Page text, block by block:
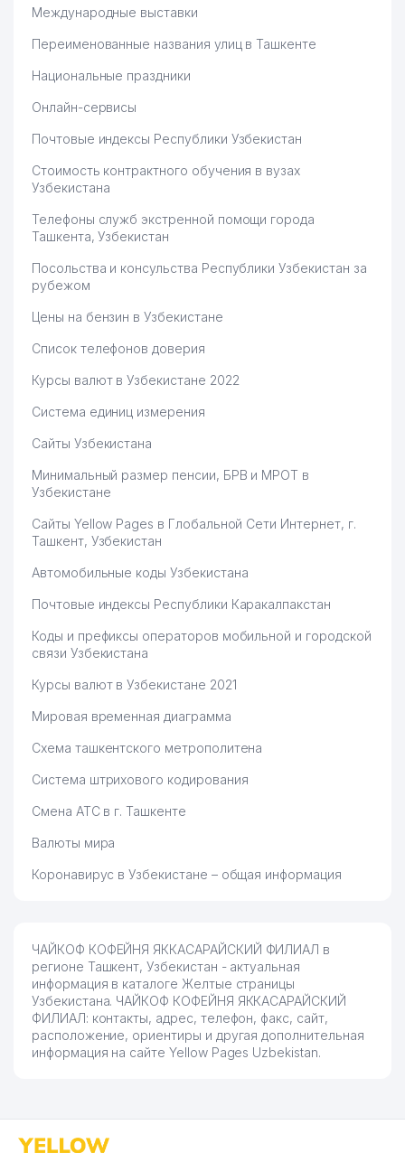
51 CARAVAN GROUP ООО
52 KANSLER ООО 990 м
ПРЕДПРИЯТИЕ
Международные выставки
Переименованные названия улиц в Ташкенте
Национальные праздники
Онлайн-сервисы
Почтовые индексы Республики Узбекистан
Стоимость контрактного обучения в вузах
Узбекистана
Телефоны служб экстренной помощи города
Ташкента, Узбекистан
Посольства и консульства Республики Узбекистан за
рубежом
Цены на бензин в Узбекистане
Список телефонов доверия
Курсы валют в Узбекистане 2022
Система единиц измерения
Сайты Узбекистана
Минимальный размер пенсии, БРВ и МРОТ в
Узбекистане
Сайты Yellow Pages в Глобальной Сети Интернет, г.
Ташкент, Узбекистан
Автомобильные коды Узбекистана
Почтовые индексы Республики Каракалпакстан
Коды и префиксы операторов мобильной и городской
связи Узбекистана
Курсы валют в Узбекистане 2021
Мировая временная диаграмма
Схема ташкентского метрополитена
Система штрихового кодирования
Смена АТС в г. Ташкенте
Валюты мира
Коронавирус в Узбекистане – общая информация
ЧАЙКОФ КОФЕЙНЯ ЯККАСАРАЙСКИЙ ФИЛИАЛ в
регионе Ташкент, Узбекистан - актуальная
информация в каталоге Желтые страницы
Узбекистана. ЧАЙКОФ КОФЕЙНЯ ЯККАСАРАЙСКИЙ
ФИЛИАЛ: контакты, адрес, телефон, факс, сайт,
расположение, ориентиры и другая дополнительная
информация на сайте Yellow Pages Uzbekistan.